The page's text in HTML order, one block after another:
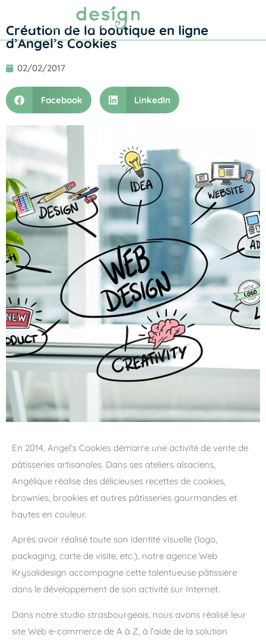
Création de la boutique en ligne
d’Angel’s Cookies
02/02/2017
Facebook LinkedIn
En 2014, Angel’s Cookies démarre une activité de vente de
pâtisseries artisanales. Dans ses ateliers alsaciens,
Angélique réalise des délicieuses recettes de cookies,
brownies, brookies et autres pâtisseries gourmandes et
hautes en couleur.
Après avoir réalisé toute son identité visuelle (logo,
packaging, carte de visite, etc.), notre agence Web
Krysalidesign accompagne cette talentueuse pâtissière
dans le développement de son activité sur Internet.
Dans notre studio strasbourgeois, nous avons réalisé leur
site Web e-commerce de A à Z, à l’aide de la solution